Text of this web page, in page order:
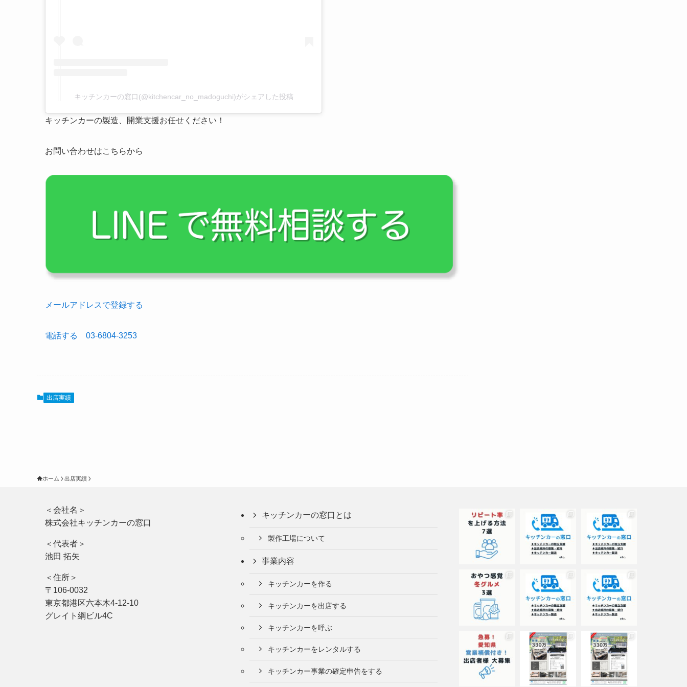
キッチンカーの窓口(@kitchencar_no_madoguchi)がシェアした投稿
キッチンカーの製造、開業支援お任せください！
お問い合わせはこちらから
メールアドレスで登録する
電話する 03-6804-3253
出店実績
ホーム 出店実績
＜会社名＞
株式会社キッチンカーの窓口
＜代表者＞
池田 拓矢
＜住所＞
〒106-0032
東京都港区六本木4-12-10
グレイト綱ビル4C
キッチンカーの窓口とは
製作工場について
事業内容
キッチンカーを作る
キッチンカーを出店する
キッチンカーを呼ぶ
キッチンカーをレンタルする
キッチンカー事業の確定申告をする